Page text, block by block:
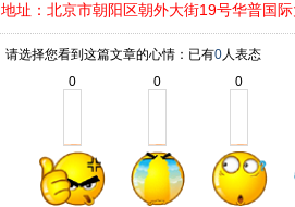
地址 ： 北京市朝阳区朝外大街19号华普国
请选择您看到这篇文章的心情：已有0人表态
0
0 0